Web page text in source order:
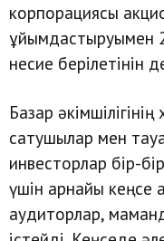
корпорациясы
ұйымдастыруымен
несие берілетінін
Базар
сатушылар мен
инвесторлар бір-
үшін арнайы кеңсе
аудиторлар,